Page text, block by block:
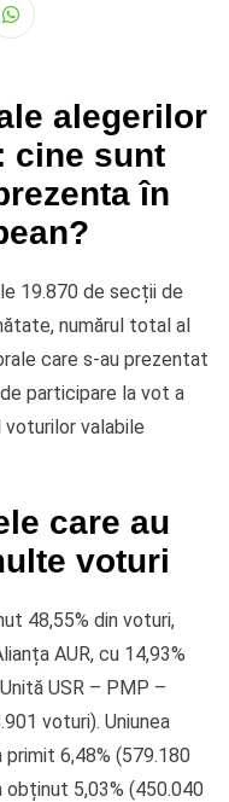
Whatsapp
alegerilor
cine sunt
în
19.870 de secții de
numărul total al
care s-au prezentat
participare la vot a
valabile
care au
voturi
48,55% din voturi,
AUR, cu 14,93%
USR – PMP –
voturi). Uniunea
primit 6,48% (579.180
obținut 5,03% (450.040